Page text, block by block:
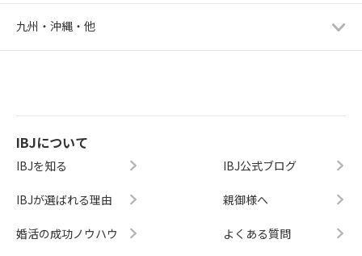
九州・沖縄・他
IBJについて
IBJを知る
IBJが選ばれる理由
婚活の成功ノウハウ
IBJ公式ブログ
親御様へ
よくある質問